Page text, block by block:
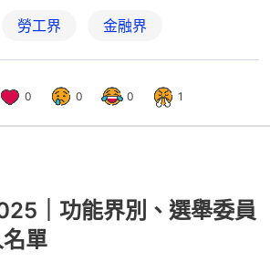
勞工界 金融界
0 0 0 1
｜功能界別、選舉委員
單